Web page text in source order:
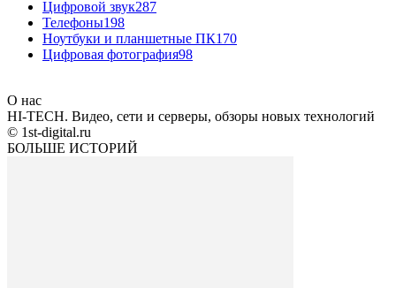
Цифровой звук287
Телефоны198
Ноутбуки и планшетные ПК170
Цифровая фотография98
О нас
HI-TECH. Видео, сети и серверы, обзоры новых технологий
© 1st-digital.ru
БОЛЬШЕ ИСТОРИЙ